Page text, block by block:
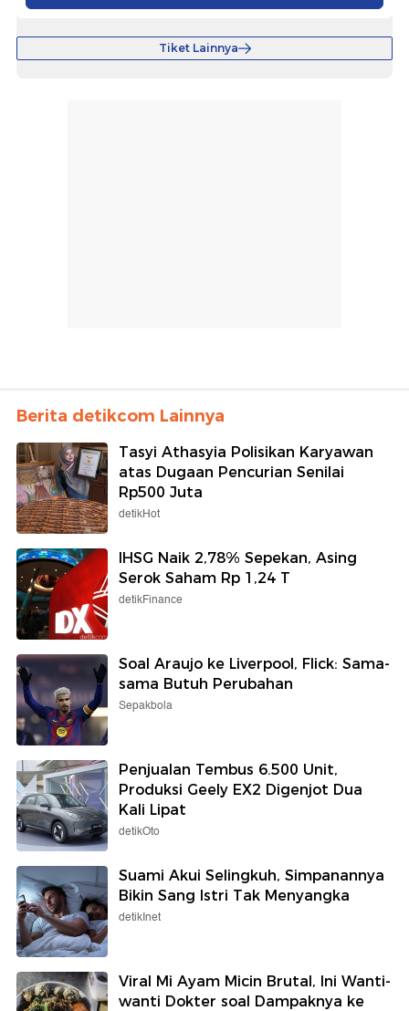
Tiket Lainnya
Berita detikcom Lainnya
Tasyi Athasyia Polisikan Karyawan
atas Dugaan Pencurian Senilai
Rp500 Juta
detikHot
IHSG Naik 2,78% Sepekan, Asing
Serok Saham Rp 1,24 T
detikFinance
Soal Araujo ke Liverpool, Flick: Sama-
sama Butuh Perubahan
Sepakbola
Penjualan Tembus 6.500 Unit,
Produksi Geely EX2 Digenjot Dua
Kali Lipat
detikOto
Suami Akui Selingkuh, Simpanannya
Bikin Sang Istri Tak Menyangka
detikInet
Viral Mi Ayam Micin Brutal, Ini Wanti-
wanti Dokter soal Dampaknya ke